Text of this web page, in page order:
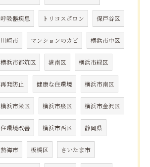
呼吸器疾患 トリコスポロン 保戸谷区
川崎市 マンションのカビ 横浜市中区
横浜市都筑区 港南区 横浜市緑区
再発防止 健康な住環境 横浜市南区
横浜市栄区 横浜市泉区 横浜市金沢区
住環境改善 横浜市西区 静岡県
熱海市 板橋区 さいたま市